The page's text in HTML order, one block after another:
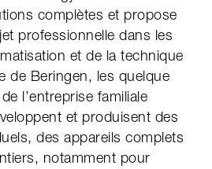
complètes et propose
professionnelle dans les
et de la technique
de Beringen, les quelque
l’entreprise familiale
et produisent des
des appareils complets
notamment pour